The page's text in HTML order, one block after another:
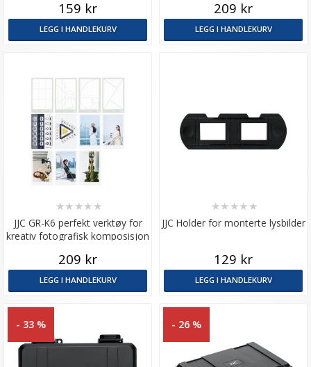
159 kr
LEGG I HANDLEKURV
209 kr
LEGG I HANDLEKURV
JJC GR-K6 perfekt verktøy for
kreativ fotografisk komposisjon
★★ ★★ ★
209 kr
LEGG I HANDLEKURV
JJC Holder for monterte lysbilder
★★ ★★ ★
129 kr
LEGG I HANDLEKURV
- 33 % - 26 %